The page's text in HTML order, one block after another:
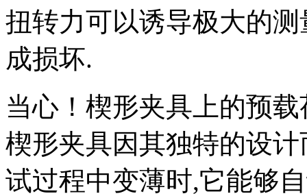
扭转力可以诱导极大的
成损坏.
当心！楔形夹具上的预载
楔形夹具因其独特的设
试过程中变薄时,它能够